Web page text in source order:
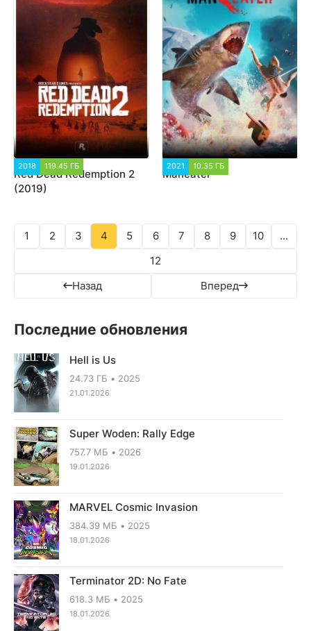
2018 119.45 ГБ
Red Dead Redemption 2
(2019)
2021 10.35 ГБ
Maneater
Назад
1 2 3 4 5 6 7 8 9 10
...
12
Вперед
Последние обновления
Hell is Us
24.73 ГБ 2025
21.01.2026
Super Woden: Rally Edge
757.7 МБ 2026
19.01.2026
MARVEL Cosmic Invasion
384.39 МБ 2025
18.01.2026
Terminator 2D: No Fate
618.3 МБ 2025
18.01.2026